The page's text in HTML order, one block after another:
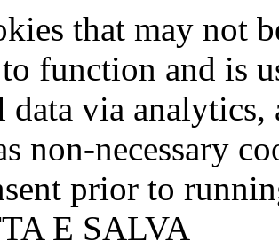
that may not
function and is
data via analytics,
non-necessary
prior to
E SALVA